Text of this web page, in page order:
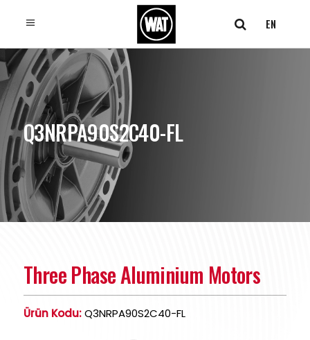
EN
Q3NRPA90S2C40-FL
Three Phase Aluminium Motors
Ürün Kodu:Q3NRPA90S2C40-FL